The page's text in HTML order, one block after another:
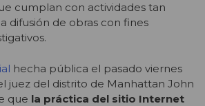
cumplan con actividades tan
difusión de obras con fines
hecha pública el pasado viernes
juez del distrito de Manhattan John
que la práctica del sitio Internet